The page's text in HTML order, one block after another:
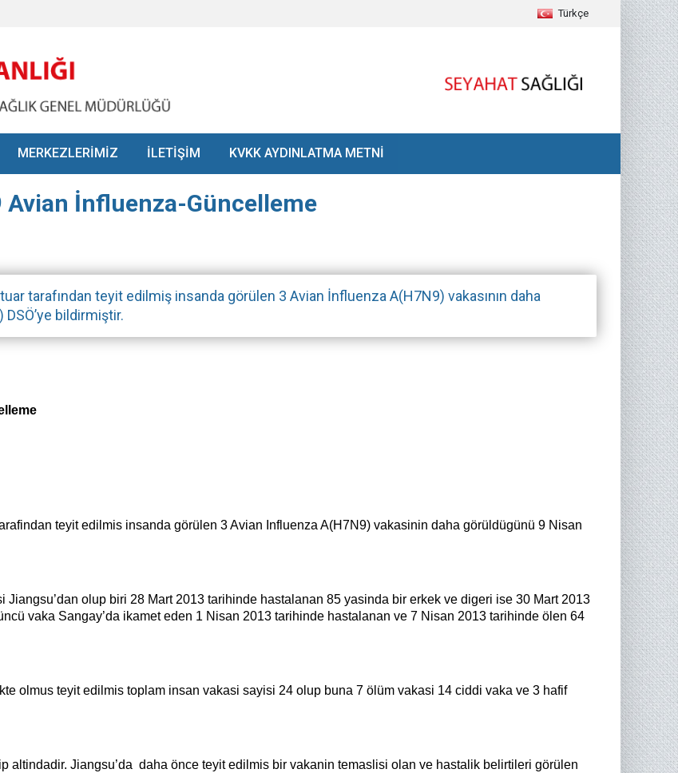
Türkçe
MERKEZLERİMİZ İLETİŞİM KVKK AYDINLATMA METNİ
Avian İnfluenza-Güncelleme
tarafından teyit edilmiş insanda görülen 3 Avian İnfluenza A(H7N9) vakasının daha
bildirmiştir.
teyit edilmis insanda görülen 3 Avian Influenza A(H7N9) vakasinin daha görüldügünü 9 Nisan
olup biri 28 Mart 2013 tarihinde hastalanan 85 yasinda bir erkek ve digeri ise 30 Mart 2013
vaka Sangay’da ikamet eden 1 Nisan 2013 tarihinde hastalanan ve 7 Nisan 2013 tarihinde ölen 64
olmus teyit edilmis toplam insan vakasi sayisi 24 olup buna 7 ölüm vakasi 14 ciddi vaka ve 3 hafif
altindadir. Jiangsu’da daha önce teyit edilmis bir vakanin temaslisi olan ve hastalik belirtileri görülen